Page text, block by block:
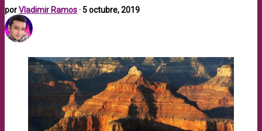
porVladimir Ramos·5 octubre, 2019